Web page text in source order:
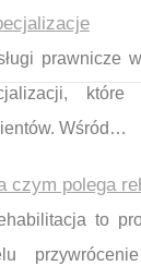
prawnicze
które
Wśród…
czym polega
to